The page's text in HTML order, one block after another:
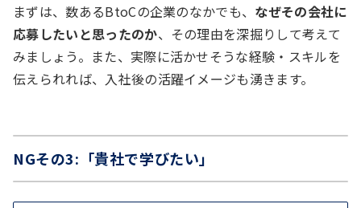
まずは、数あるBtoCの企業のなかでも、 なぜその会社に
応募したいと思ったのか、その理由を深掘りして考えて
みましょう。また、実際に活かせそうな経験・スキルを
伝えられれば、入社後の活躍イメージも湧きます。
NGその3:「貴社で学びたい」